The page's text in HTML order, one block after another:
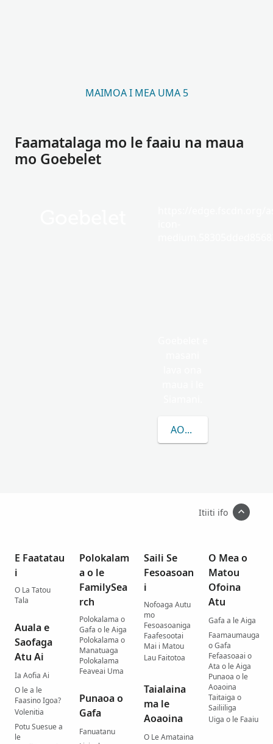
MAIMOA I MEA UMA 5
Faamatalaga mo le faaiu na maua
mo Goebelet
AOAO ATILI E UIGA I
Itiiti ifo
E Faatatau
i
O La Tatou
Tala
Auala e
Saofaga
Atu Ai
Ia Aofia Ai
O le a le
Faasino Igoa?
Volenitia
Potu Suesue a
le
Polokalam
a o le
FamilySea
rch
Polokalama o
Gafa o le Aiga
Polokalama o
Manatuaga
Polokalama
Feaveai Uma
Punaoa o
Gafa
Fanuatanu
Saili Se
Fesoasoan
i
Nofoaga Autu
mo
Fesoasoaniga
Faafesootai
Mai i Matou
Lau Faitotoa
Taialaina
ma le
Aoaoina
O Le Amataina
O Mea o
Matou
Ofoina
Atu
Gafa a le Aiga
Faamaumauga
o Gafa
Fefaasoaai o
Ata o le Aiga
Punaoa o le
Aoaoina
Taitaiga o
Sailiiliga
Uiga o le Faaiu